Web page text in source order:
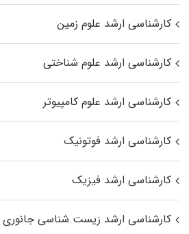
کارشناسی ارشد علوم زمین
کارشناسی ارشد علوم شناختی
کارشناسی ارشد علوم کامپیوتر
کارشناسی ارشد فوتونیک
کارشناسی ارشد فیزیک
کارشناسی ارشد زیست‌ شناسی جانوری